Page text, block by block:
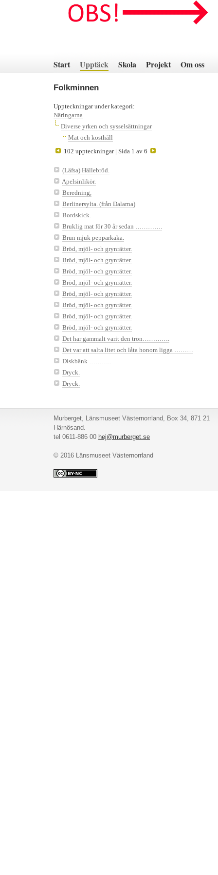
innehåll
Start Upptäck Skola Projekt Om oss
Folkminnen
Uppteckningar under kategori:
Näringarna
Diverse yrken och sysselsättningar
Mat och kosthåll
102 uppteckningar | Sida 1 av 6
(Läfsa) Hällebröd.
Apelsinlikör.
Beredning,
Berlinersylta. (från Dalarna)
Bordskick.
Bruklig mat för 30 år sedan ………….
Brun mjuk pepparkaka.
Bröd, mjöl- och grynrätter.
Bröd, mjöl- och grynrätter.
Bröd, mjöl- och grynrätter.
Bröd, mjöl- och grynrätter.
Bröd, mjöl- och grynrätter.
Bröd, mjöl- och grynrätter.
Bröd, mjöl- och grynrätter.
Bröd, mjöl- och grynrätter.
Det har gammalt varit den tron………….
Det var att salta litet och låta honom ligga ………
Diskbänk ………..
Dryck.
Dryck.
Murberget, Länsmuseet Västernorrland, Box 34, 871 21
Härnösand.
tel 0611-886 00 hej@murberget.se
© 2016 Länsmuseet Västernorrland